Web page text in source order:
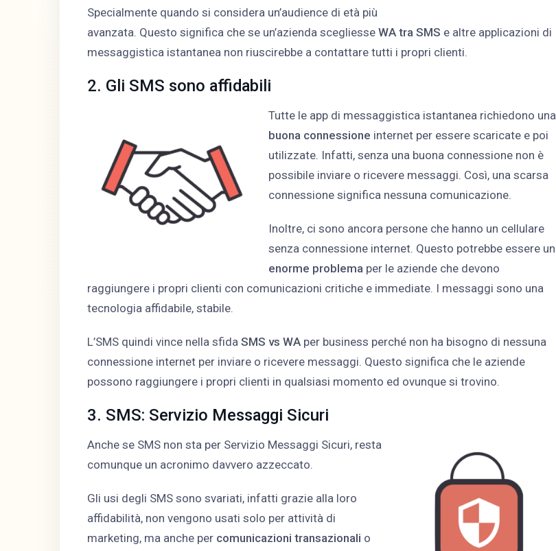
Specialmente quando si considera un’audience di età più
avanzata. Questo significa che se un’azienda scegliesse WA tra SMS e altre applicazioni di
messaggistica istantanea non riuscirebbe a contattare tutti i propri clienti.
2. Gli SMS sono affidabili
Tutte le app di messaggistica istantanea richiedono una
buona connessione internet per essere scaricate e poi
utilizzate. Infatti, senza una buona connessione non è
possibile inviare o ricevere messaggi. Così, una scarsa
connessione significa nessuna comunicazione.
Inoltre, ci sono ancora persone che hanno un cellulare
senza connessione internet. Questo potrebbe essere un
enorme problema per le aziende che devono
raggiungere i propri clienti con comunicazioni critiche e immediate. I messaggi sono una
tecnologia affidabile, stabile.
L’SMS quindi vince nella sfida SMS vs WA per business perché non ha bisogno di nessuna
connessione internet per inviare o ricevere messaggi. Questo significa che le aziende
possono raggiungere i propri clienti in qualsiasi momento ed ovunque si trovino.
3. SMS: Servizio Messaggi Sicuri
Anche se SMS non sta per Servizio Messaggi Sicuri, resta
comunque un acronimo davvero azzeccato.
Gli usi degli SMS sono svariati, infatti grazie alla loro
affidabilità, non vengono usati solo per attività di
marketing, ma anche per comunicazioni transazionali o